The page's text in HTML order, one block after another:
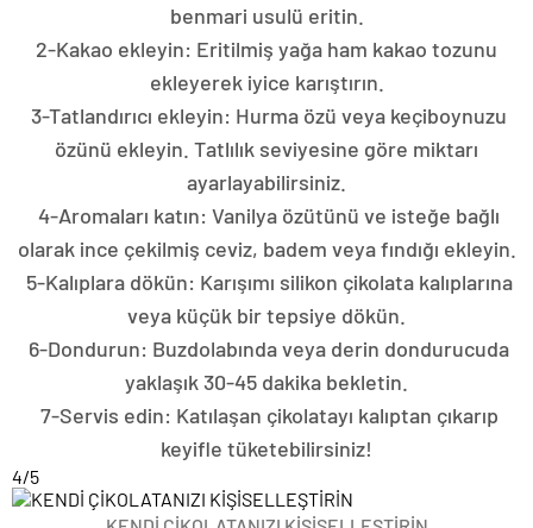
benmari usulü eritin.
2-Kakao ekleyin: Eritilmiş yağa ham kakao tozunu
ekleyerek iyice karıştırın.
3-Tatlandırıcı ekleyin: Hurma özü veya keçiboynuzu
özünü ekleyin. Tatlılık seviyesine göre miktarı
ayarlayabilirsiniz.
4-Aromaları katın: Vanilya özütünü ve isteğe bağlı
olarak ince çekilmiş ceviz, badem veya fındığı ekleyin.
5-Kalıplara dökün: Karışımı silikon çikolata kalıplarına
veya küçük bir tepsiye dökün.
6-Dondurun: Buzdolabında veya derin dondurucuda
yaklaşık 30-45 dakika bekletin.
7-Servis edin: Katılaşan çikolatayı kalıptan çıkarıp
keyifle tüketebilirsiniz!
4/5